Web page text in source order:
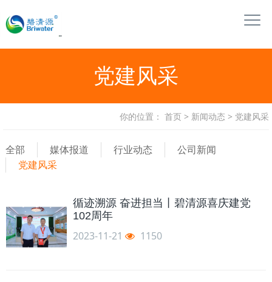
党建风采
你的位置： 首页 > 新闻动态 > 党建风采
全部 媒体报道 行业动态
公司新闻
党建风采
循迹溯源 奋进担当丨碧清源喜庆建党
102周年
2023-11-21 1150